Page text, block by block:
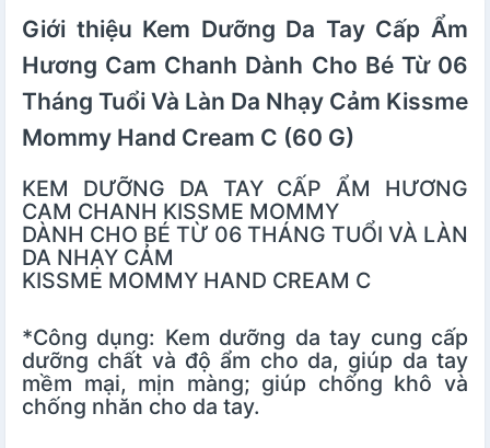
Giới thiệu Kem Dưỡng Da Tay Cấp Ẩm
Hương Cam Chanh Dành Cho Bé Từ 06
Tháng Tuổi Và Làn Da Nhạy Cảm Kissme
Mommy Hand Cream C (60 G)
KEM DƯỠNG DA TAY CẤP ẨM HƯƠNG
CAM CHANH KISSME MOMMY
DÀNH CHO BÉ TỪ 06 THÁNG TUỔI VÀ LÀN
DA NHẠY CẢM
KISSME MOMMY HAND CREAM C
*Công dụng: Kem dưỡng da tay cung cấp
dưỡng chất và độ ẩm cho da, giúp da tay
mềm mại, mịn màng; giúp chống khô và
chống nhăn cho da tay.